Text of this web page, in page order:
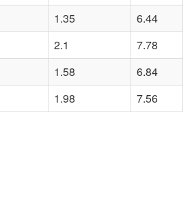
1.35
6.44
2.1
7.78
1.58
6.84
1.98 7.56